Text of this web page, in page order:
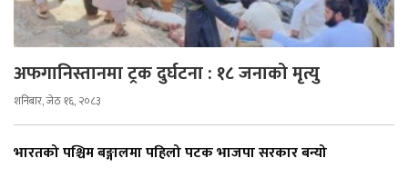
अफगानिस्तानमा ट्रक दुर्घटना : १८ जनाको मृत्यु
शनिबार, जेठ १६, २०८३
भारतको पश्चिम बङ्गालमा पहिलो पटक भाजपा सरकार बन्यो